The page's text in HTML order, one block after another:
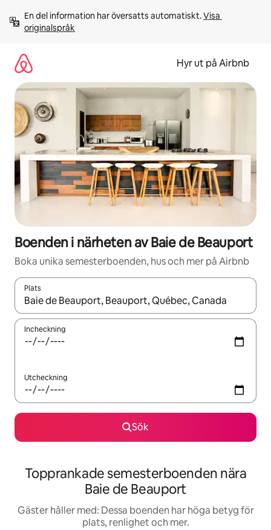
innehåll
En del information har översatts automatiskt. Visa
originalspråk
Hyr ut på Airbnb
Boenden i närheten av Baie de Beauport
Boka unika semesterboenden, hus och mer på Airbnb
Plats
När resultaten är tillgängliga kan du navigera med upp- och
Incheckning
Utcheckning
Sök
Topprankade semesterboenden nära
Baie de Beauport
Gäster håller med: Dessa boenden har höga betyg för
plats, renlighet och mer.